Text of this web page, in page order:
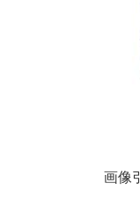
画像